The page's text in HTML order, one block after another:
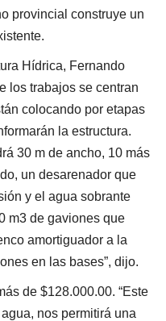
provincial construye un
Hídrica, Fernando
los trabajos se centran
colocando por etapas
la estructura.
30 m de ancho, 10 más
un desarenador que
y el agua sobrante
m3 de gaviones que
amortiguador a la
en las bases”, dijo.
de $128.000.00. “Este
nos permitirá una